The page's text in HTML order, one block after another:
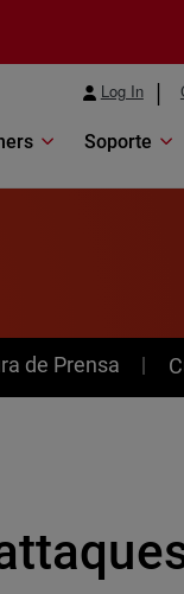
Log In
Soporte
de Prensa